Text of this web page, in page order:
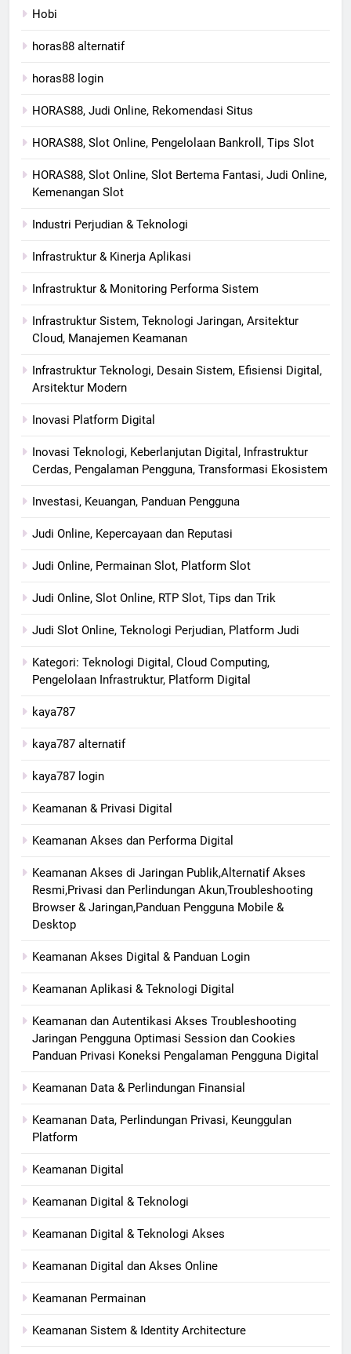
Hobi
horas88 alternatif
horas88 login
HORAS88, Judi Online, Rekomendasi Situs
HORAS88, Slot Online, Pengelolaan Bankroll, Tips Slot
HORAS88, Slot Online, Slot Bertema Fantasi, Judi Online,
Kemenangan Slot
Industri Perjudian & Teknologi
Infrastruktur & Kinerja Aplikasi
Infrastruktur & Monitoring Performa Sistem
Infrastruktur Sistem, Teknologi Jaringan, Arsitektur
Cloud, Manajemen Keamanan
Infrastruktur Teknologi, Desain Sistem, Efisiensi Digital,
Arsitektur Modern
Inovasi Platform Digital
Inovasi Teknologi, Keberlanjutan Digital, Infrastruktur
Cerdas, Pengalaman Pengguna, Transformasi Ekosistem
Investasi, Keuangan, Panduan Pengguna
Judi Online, Kepercayaan dan Reputasi
Judi Online, Permainan Slot, Platform Slot
Judi Online, Slot Online, RTP Slot, Tips dan Trik
Judi Slot Online, Teknologi Perjudian, Platform Judi
Kategori: Teknologi Digital, Cloud Computing,
Pengelolaan Infrastruktur, Platform Digital
kaya787
kaya787 alternatif
kaya787 login
Keamanan & Privasi Digital
Keamanan Akses dan Performa Digital
Keamanan Akses di Jaringan Publik,Alternatif Akses
Resmi,Privasi dan Perlindungan Akun,Troubleshooting
Browser & Jaringan,Panduan Pengguna Mobile &
Desktop
Keamanan Akses Digital & Panduan Login
Keamanan Aplikasi & Teknologi Digital
Keamanan dan Autentikasi Akses Troubleshooting
Jaringan Pengguna Optimasi Session dan Cookies
Panduan Privasi Koneksi Pengalaman Pengguna Digital
Keamanan Data & Perlindungan Finansial
Keamanan Data, Perlindungan Privasi, Keunggulan
Platform
Keamanan Digital
Keamanan Digital & Teknologi
Keamanan Digital & Teknologi Akses
Keamanan Digital dan Akses Online
Keamanan Permainan
Keamanan Sistem & Identity Architecture